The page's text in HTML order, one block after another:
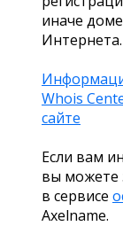
иначе
Интернета.
Whois
сайте
Если вам
вы можете
в сервисе
Axelname.